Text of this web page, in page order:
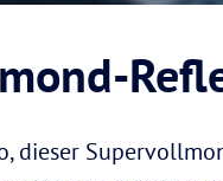
dieser